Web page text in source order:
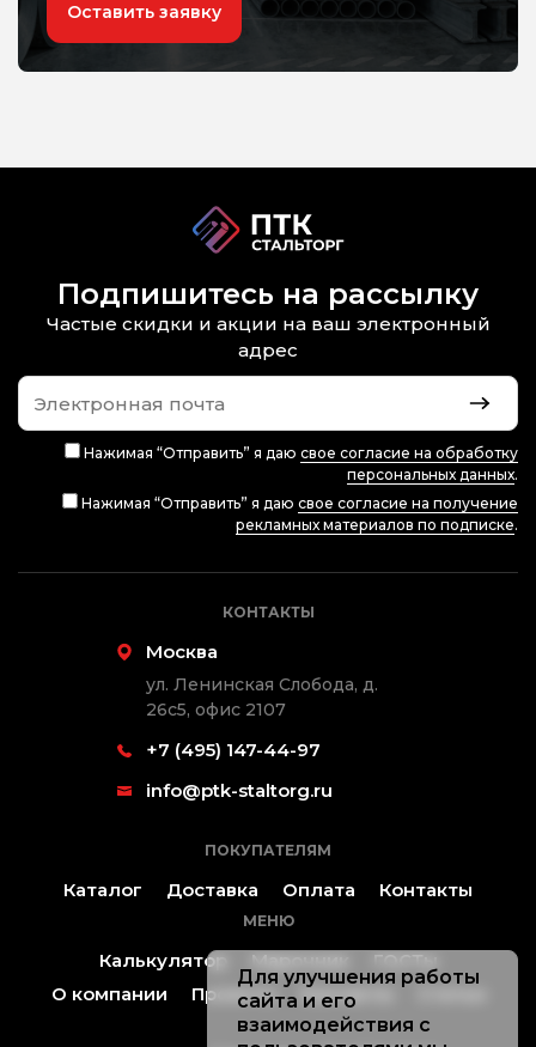
Оставить заявку
Подпишитесь на рассылку
Частые скидки и акции на ваш электронный
адрес
Нажимая “Отправить” я даю свое согласие на обработку
персональных данных.
Нажимая “Отправить” я даю свое согласие на получение
рекламных материалов по подписке.
КОНТАКТЫ
Москва
ул. Ленинская Слобода, д.
26с5, офис 2107
+7 (495) 147-44-97
info@ptk-staltorg.ru
ПОКУПАТЕЛЯМ
Каталог Доставка Оплата Контакты
МЕНЮ
Калькулятор Марочник
ГОСТы
О компании
Проекты Контакты
Для улучшения работы
сайта и его
взаимодействия с